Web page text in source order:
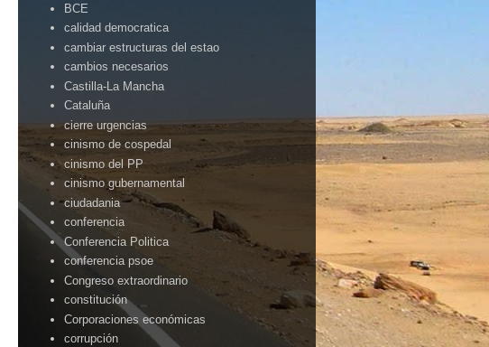
BCE
calidad democratica
cambiar estructuras del estao
cambios necesarios
Castilla-La Mancha
Cataluña
cierre urgencias
cinismo de cospedal
cinismo del PP
cinismo gubernamental
ciudadania
conferencia
Conferencia Politica
conferencia psoe
Congreso extraordinario
constitución
Corporaciones económicas
corrupción